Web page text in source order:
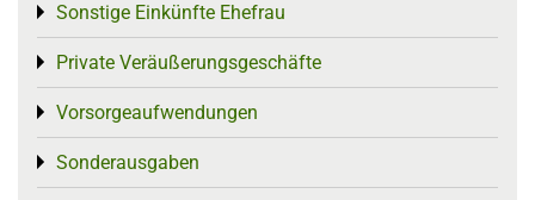
Sonstige Einkünfte Ehefrau
Toggle menu
Private Veräußerungsgeschäfte
Toggle menu
Vorsorgeaufwendungen
Toggle menu
Sonderausgaben
Toggle menu